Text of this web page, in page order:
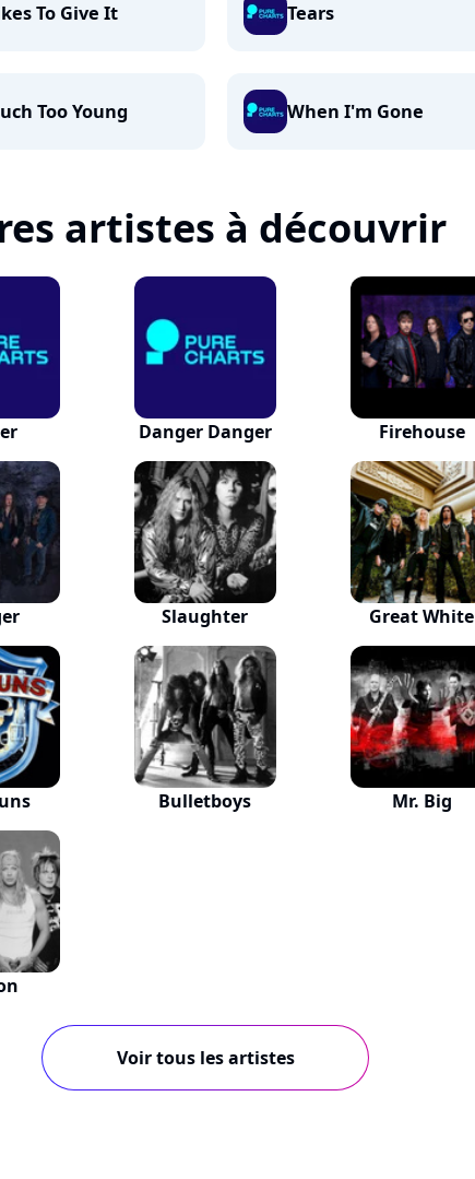
To Give It Tears
Too Young When I'm Gone
artistes à découvrir
Danger Danger Firehouse
Slaughter Great White
Bulletboys Mr. Big
Voir tous les artistes